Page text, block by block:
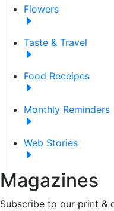
Flowers
Taste & Travel
Food Receipes
Monthly Reminders
Web Stories
Magazines
Subscribe to our print &